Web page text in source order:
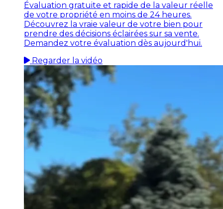
Évaluation gratuite et rapide de la valeur réelle
de votre propriété en moins de 24 heures.
Découvrez la vraie valeur de votre bien pour
prendre des décisions éclairées sur sa vente.
Demandez votre évaluation dès aujourd'hui.
Regarder la vidéo